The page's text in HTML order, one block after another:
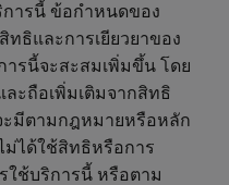
การนี้ ข้อกำหนดของ
ทธิและการเยียวยาของ
ารนี้จะสะสมเพิ่มขึ้น โดย
ะถือเพิ่มเติมจากสิทธิ
ะมีตามกฎหมายหรือหลัก
ม่ได้ใช้สิทธิหรือการ
ใช้บริการนี้ หรือตาม